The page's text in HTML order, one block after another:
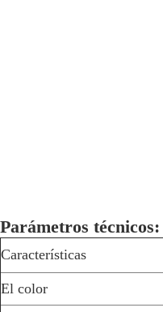
Parámetros técnicos:
Características
El color